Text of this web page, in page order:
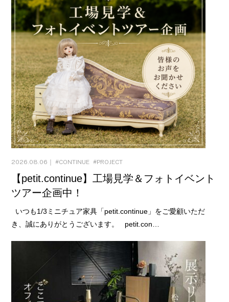
2026.08.06｜ CONTINUE PROJECT
【petit.continue】工場見学＆フォトイベント
ツアー企画中！
いつも1/3ミニチュア家具「petit.continue」をご愛顧いただ
き、誠にありがとうございます。 petit.con…